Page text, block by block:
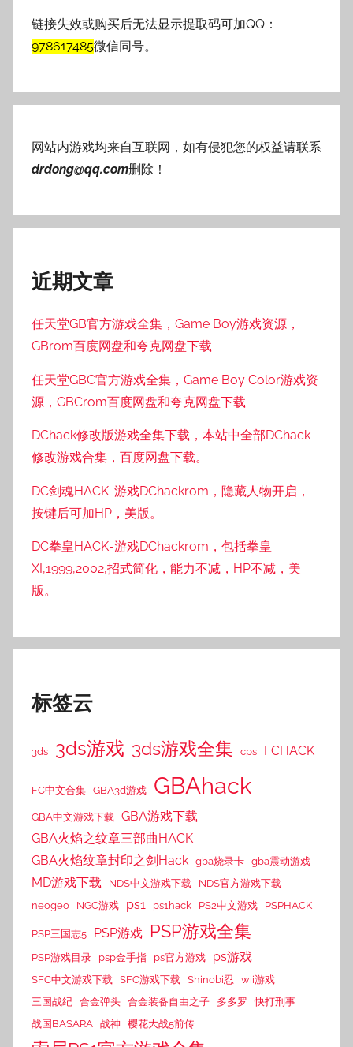
链接失效或购买后无法显示提取码可加QQ：
978617485微信同号。
网站内游戏均来自互联网，如有侵犯您的权益请联系
drdong@qq.com删除！
近期文章
任天堂GB官方游戏全集，Game Boy游戏资源，
GBrom百度网盘和夸克网盘下载
任天堂GBC官方游戏全集，Game Boy Color游戏资
源，GBCrom百度网盘和夸克网盘下载
DChack修改版游戏全集下载，本站中全部DChack
修改游戏合集，百度网盘下载。
DC剑魂HACK-游戏DChackrom，隐藏人物开启，
按键后可加HP，美版。
DC拳皇HACK-游戏DChackrom，包括拳皇
XI,1999,2002,招式简化，能力不减，HP不减，美
版。
标签云
3ds 3ds游戏 3ds游戏全集 cps FCHACK
FC中文合集 GBA3d游戏 GBAhack
GBA中文游戏下载 GBA游戏下载
GBA火焰之纹章三部曲HACK
GBA火焰纹章封印之剑Hack gba烧录卡 gba震动游戏
MD游戏下载 NDS中文游戏下载
NDS官方游戏下载
neogeo
NGC游戏 ps1 ps1hack PS2中文游戏 PSPHACK
PSP三国志5 PSP游戏 PSP游戏全集
PSP游戏目录 psp金手指 ps官方游戏 ps游戏
SFC中文游戏下载 SFC游戏下载 Shinobi忍
wii游戏
三国战纪 合金弹头 合金装备自由之子 多多罗
快打刑事
战国BASARA 战神 樱花大战5前传